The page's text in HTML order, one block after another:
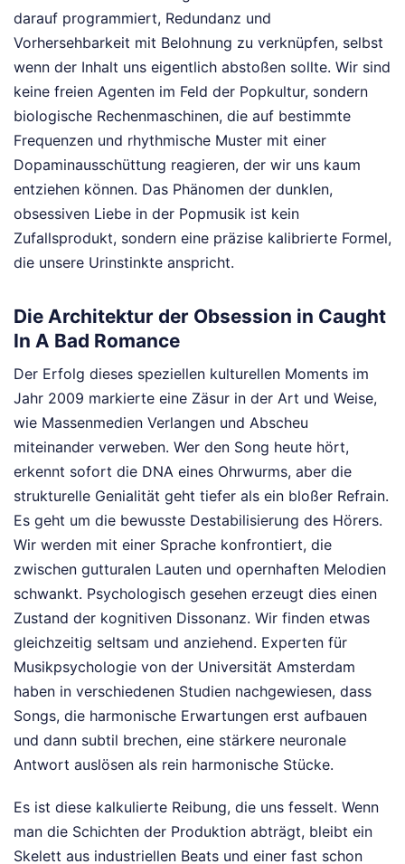
darauf programmiert, Redundanz und
Vorhersehbarkeit mit Belohnung zu verknüpfen, selbst
wenn der Inhalt uns eigentlich abstoßen sollte. Wir sind
keine freien Agenten im Feld der Popkultur, sondern
biologische Rechenmaschinen, die auf bestimmte
Frequenzen und rhythmische Muster mit einer
Dopaminausschüttung reagieren, der wir uns kaum
entziehen können. Das Phänomen der dunklen,
obsessiven Liebe in der Popmusik ist kein
Zufallsprodukt, sondern eine präzise kalibrierte Formel,
die unsere Urinstinkte anspricht.
Die Architektur der Obsession in Caught
In A Bad Romance
Der Erfolg dieses speziellen kulturellen Moments im
Jahr 2009 markierte eine Zäsur in der Art und Weise,
wie Massenmedien Verlangen und Abscheu
miteinander verweben. Wer den Song heute hört,
erkennt sofort die DNA eines Ohrwurms, aber die
strukturelle Genialität geht tiefer als ein bloßer Refrain.
Es geht um die bewusste Destabilisierung des Hörers.
Wir werden mit einer Sprache konfrontiert, die
zwischen gutturalen Lauten und opernhaften Melodien
schwankt. Psychologisch gesehen erzeugt dies einen
Zustand der kognitiven Dissonanz. Wir finden etwas
gleichzeitig seltsam und anziehend. Experten für
Musikpsychologie von der Universität Amsterdam
haben in verschiedenen Studien nachgewiesen, dass
Songs, die harmonische Erwartungen erst aufbauen
und dann subtil brechen, eine stärkere neuronale
Antwort auslösen als rein harmonische Stücke.
Es ist diese kalkulierte Reibung, die uns fesselt. Wenn
man die Schichten der Produktion abträgt, bleibt ein
Skelett aus industriellen Beats und einer fast schon